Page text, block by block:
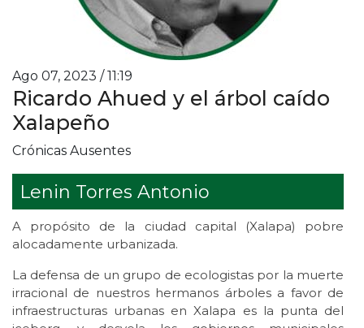
Ago 07, 2023 / 11:19
Ricardo Ahued y el árbol caído
Xalapeño
Crónicas Ausentes
Lenin Torres Antonio
A propósito de la ciudad capital (Xalapa) pobre
alocadamente urbanizada.
La defensa de un grupo de ecologistas por la muerte
irracional de nuestros hermanos árboles a favor de
infraestructuras urbanas en Xalapa es la punta del